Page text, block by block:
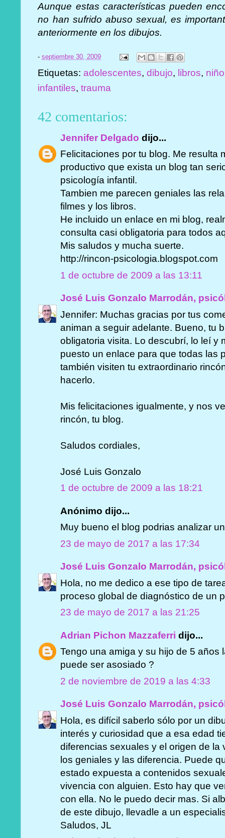
Aunque estas características pueden
no han sufrido abuso sexual, es
anteriormente en los dibujos.
-septiembre 30, 2009
Etiquetas:adolescentes,dibujo, libros,
infantiles,trauma
42 comentarios:
Jennifer Delgado dijo...
Felicitaciones por tu blog. Me resulta
productivo que exista un blog tan
psicología infantil.
Tambien me parecen geniales las
filmes y los libros.
He incluido un enlace en mi blog,
consulta casi obligatoria para todos
Mis saludos y mucha suerte.
http://rincon-psicologia.blogspot.com
1 de octubre de 2009 a las 13:11
José Luis Gonzalo Marrodán,
Jennifer: Muchas gracias por tus
animan a seguir adelante. Bueno, tu
obligatoria visita. Lo descubrí, lo leí y
puesto un enlace para que todas las
también visiten tu extraordinario
hacerlo.
Mis felicitaciones igualmente, y nos
rincón, tu blog.
Saludos cordiales,
José Luis Gonzalo
1 de octubre de 2009 a las 18:21
Anónimo dijo...
Muy bueno el blog podrias analizar
23 de mayo de 2017 a las 17:34
José Luis Gonzalo Marrodán,
Hola, no me dedico a ese tipo de
proceso global de diagnóstico de un
23 de mayo de 2017 a las 21:25
Adrian Pichon Mazzaferri dijo...
Tengo una amiga y su hijo de 5 años
puede ser asosiado ?
2 de noviembre de 2019 a las 4:33
José Luis Gonzalo Marrodán,
Hola, es difícil saberlo sólo por un
interés y curiosidad que a esa edad
diferencias sexuales y el origen de la
los geniales y las diferencia. Puede
estado expuesta a contenidos
vivencia con alguien. Esto hay que
con ella. No le puedo decir mas. Si
de este dibujo, llevadle a un
Saludos, JL